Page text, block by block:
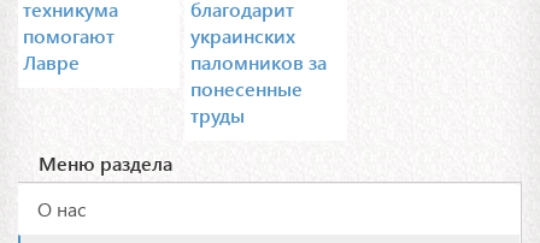
техникума
помогают
Лавре
благодарит
украинских
паломников за
понесенные
труды
Меню раздела
О нас